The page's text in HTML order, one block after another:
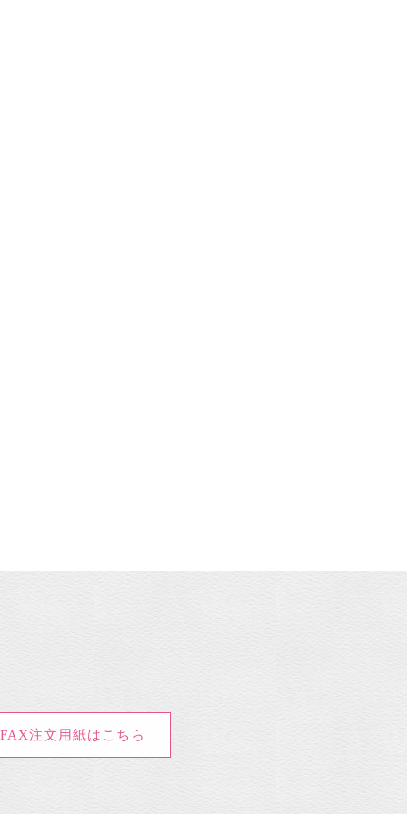
FAX注文用紙はこちら